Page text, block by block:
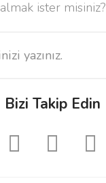
almak ister misiniz?
Bizi Takip Edin